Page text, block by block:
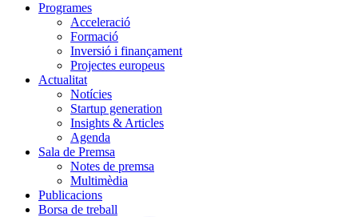
Programes
Acceleració
Formació
Inversió i finançament
Projectes europeus
Actualitat
Notícies
Startup generation
Insights & Articles
Agenda
Sala de Premsa
Notes de premsa
Multimèdia
Publicacions
Borsa de treball